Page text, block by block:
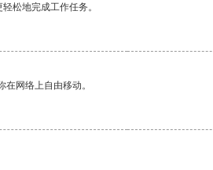
松地完成工作任务。
网络上自由移动。